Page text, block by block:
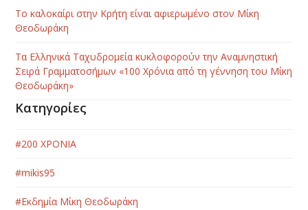
Το καλοκαίρι στην Κρήτη είναι αφιερωμένο στον Μίκη
Θεοδωράκη
Τα Ελληνικά Ταχυδρομεία κυκλοφορούν την Αναμνηστική
Σειρά Γραμματοσήμων «100 Χρόνια από τη γέννηση του Μίκη
Θεοδωράκη»
Κατηγορίες
#200 ΧΡΟΝΙΑ
#mikis95
#Εκδημία Μίκη Θεοδωράκη